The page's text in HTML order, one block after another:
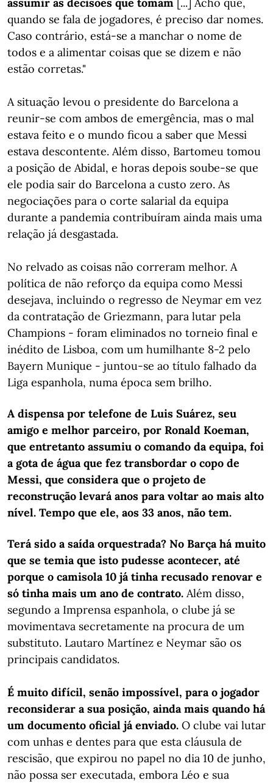
quando se fala de jogadores, é preciso dar nomes.
Caso contrário, está-se a manchar o nome de
todos e a alimentar coisas que se dizem e não
estão corretas."
A situação levou o presidente do Barcelona a
reunir-se com ambos de emergência, mas o mal
estava feito e o mundo ficou a saber que Messi
estava descontente. Além disso, Bartomeu tomou
a posição de Abidal, e horas depois soube-se que
ele podia sair do Barcelona a custo zero. As
negociações para o corte salarial da equipa
durante a pandemia contribuíram ainda mais uma
relação já desgastada.
No relvado as coisas não correram melhor. A
política de não reforço da equipa como Messi
desejava, incluindo o regresso de Neymar em vez
da contratação de Griezmann, para lutar pela
Champions - foram eliminados no torneio final e
inédito de Lisboa, com um humilhante 8-2 pelo
Bayern Munique - juntou-se ao título falhado da
Liga espanhola, numa época sem brilho.
A dispensa por telefone de Luis Suárez, seu
amigo e melhor parceiro, por Ronald Koeman,
que entretanto assumiu o comando da equipa, foi
a gota de água que fez transbordar o copo de
Messi, que considera que o projeto de
reconstrução levará anos para voltar ao mais alto
nível. Tempo que ele, aos 33 anos, não tem.
Terá sido a saída orquestrada? No Barça há muito
que se temia que isto pudesse acontecer, até
porque o camisola 10 já tinha recusado renovar e
só tinha mais um ano de contrato. Além disso,
segundo a Imprensa espanhola, o clube já se
movimentava secretamente na procura de um
substituto. Lautaro Martínez e Neymar são os
principais candidatos.
É muito difícil, senão impossível, para o jogador
reconsiderar a sua posição, ainda mais quando há
um documento oficial já enviado. O clube vai lutar
com unhas e dentes para que esta cláusula de
rescisão, que expirou no papel no dia 10 de junho,
não possa ser executada, embora Léo e sua